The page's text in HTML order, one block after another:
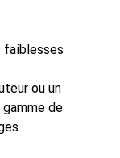
ou un
de